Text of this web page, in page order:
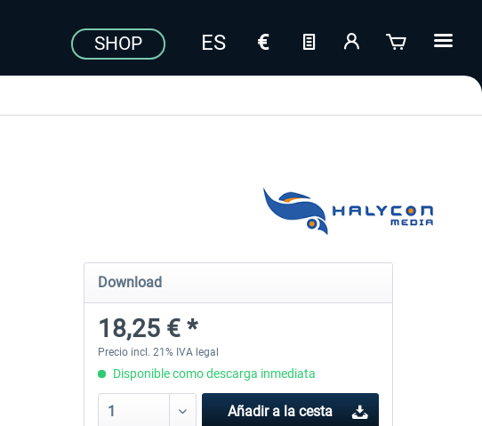
SHOP
Download
18,25 € *
Precio incl. 21% IVA legal
Disponible como descarga inmediata
Añadir a la cesta